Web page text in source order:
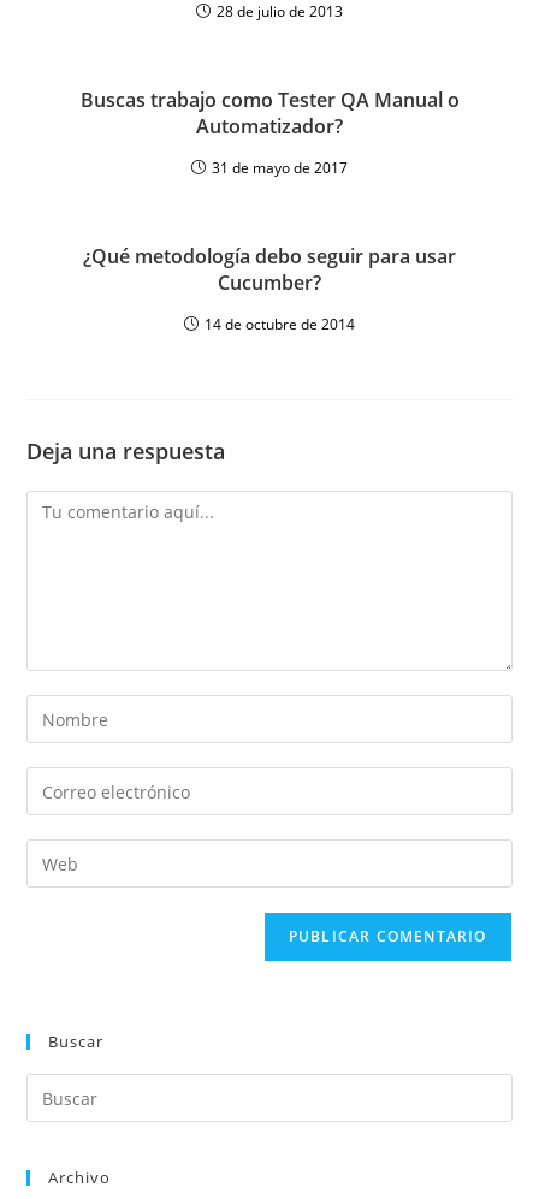
28 de julio de 2013
Buscas trabajo como Tester QA Manual o
Automatizador?
31 de mayo de 2017
¿Qué metodología debo seguir para usar
Cucumber?
14 de octubre de 2014
Deja una respuesta
Buscar
Archivo